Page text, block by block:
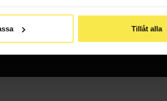
Tillåt alla
anmäla till oss.